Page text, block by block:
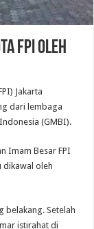
FPI oleh
Jakarta
dari lembaga
(GMBI).
Imam Besar FPI
dikawal oleh
belakang. Setelah
istirahat di